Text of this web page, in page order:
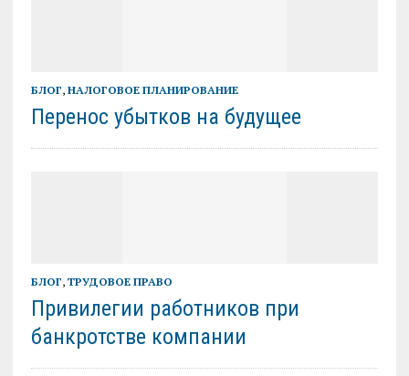
БЛОГ, НАЛОГОВОЕ ПЛАНИРОВАНИЕ
Перенос убытков на будущее
БЛОГ, ТРУДОВОЕ ПРАВО
Привилегии работников при
банкротстве компании